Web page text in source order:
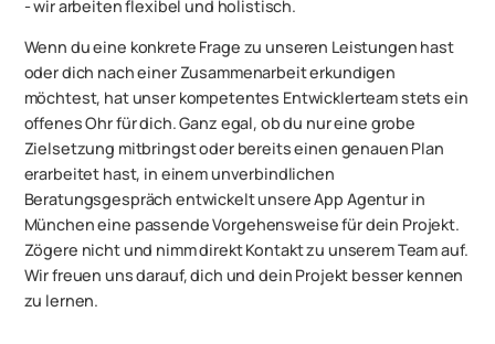
- wir arbeiten flexibel und holistisch.
Wenn du eine konkrete Frage zu unseren Leistungen hast
oder dich nach einer Zusammenarbeit erkundigen
möchtest, hat unser kompetentes Entwicklerteam stets ein
offenes Ohr für dich. Ganz egal, ob du nur eine grobe
Zielsetzung mitbringst oder bereits einen genauen Plan
erarbeitet hast, in einem unverbindlichen
Beratungsgespräch entwickelt unsere App Agentur in
München eine passende Vorgehensweise für dein Projekt.
Zögere nicht und nimm direkt Kontakt zu unserem Team auf.
Wir freuen uns darauf, dich und dein Projekt besser kennen
zu lernen.